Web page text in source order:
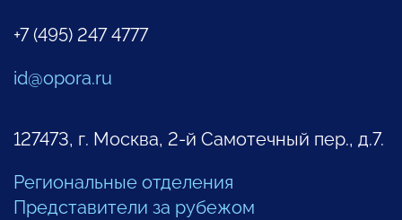
+7 (495) 247 4777
id@opora.ru
127473, г. Москва, 2-й Самотечный пер., д.7.
Региональные отделения
Представители за рубежом